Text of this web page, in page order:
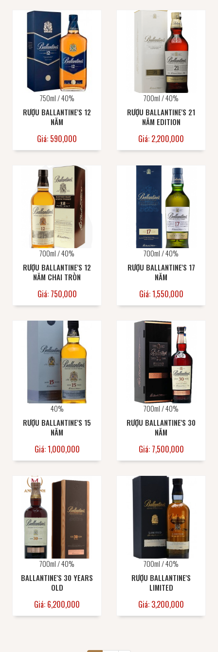
750ml / 40%
RƯỢU BALLANTINE'S 12
NĂM
Giá: 590,000
700ml / 40%
RƯỢU BALLANTINE'S 21
NĂM EDITION
Giá: 2,200,000
700ml / 40%
RƯỢU BALLANTINE'S 12
NĂM CHAI TRÒN
Giá: 750,000
700ml / 40%
RƯỢU BALLANTINE'S 17
NĂM
Giá: 1,550,000
40%
RƯỢU BALLANTINE'S 15
NĂM
Giá: 1,000,000
700ml / 40%
RƯỢU BALLANTINE'S 30
NĂM
Giá: 7,500,000
700ml / 40%
BALLANTINE'S 30 YEARS
OLD
Giá: 6,200,000
700ml / 40%
RƯỢU BALLANTINE'S
LIMITED
Giá: 3,200,000